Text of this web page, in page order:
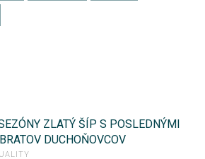
ZLATÝ ŠÍP S POSLEDNÝMI
DUCHOŇOVCOV